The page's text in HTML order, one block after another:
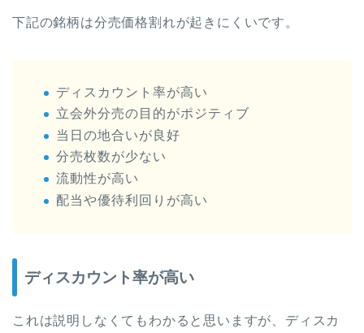
下記の銘柄は分売価格割れが起きにくいです。
ディスカウント率が高い
立会外分売の目的がポジティブ
当日の地合いが良好
分売枚数が少ない
流動性が高い
配当や優待利回りが高い
ディスカウント率が高い
これは説明しなくてもわかると思いますが、ディスカ